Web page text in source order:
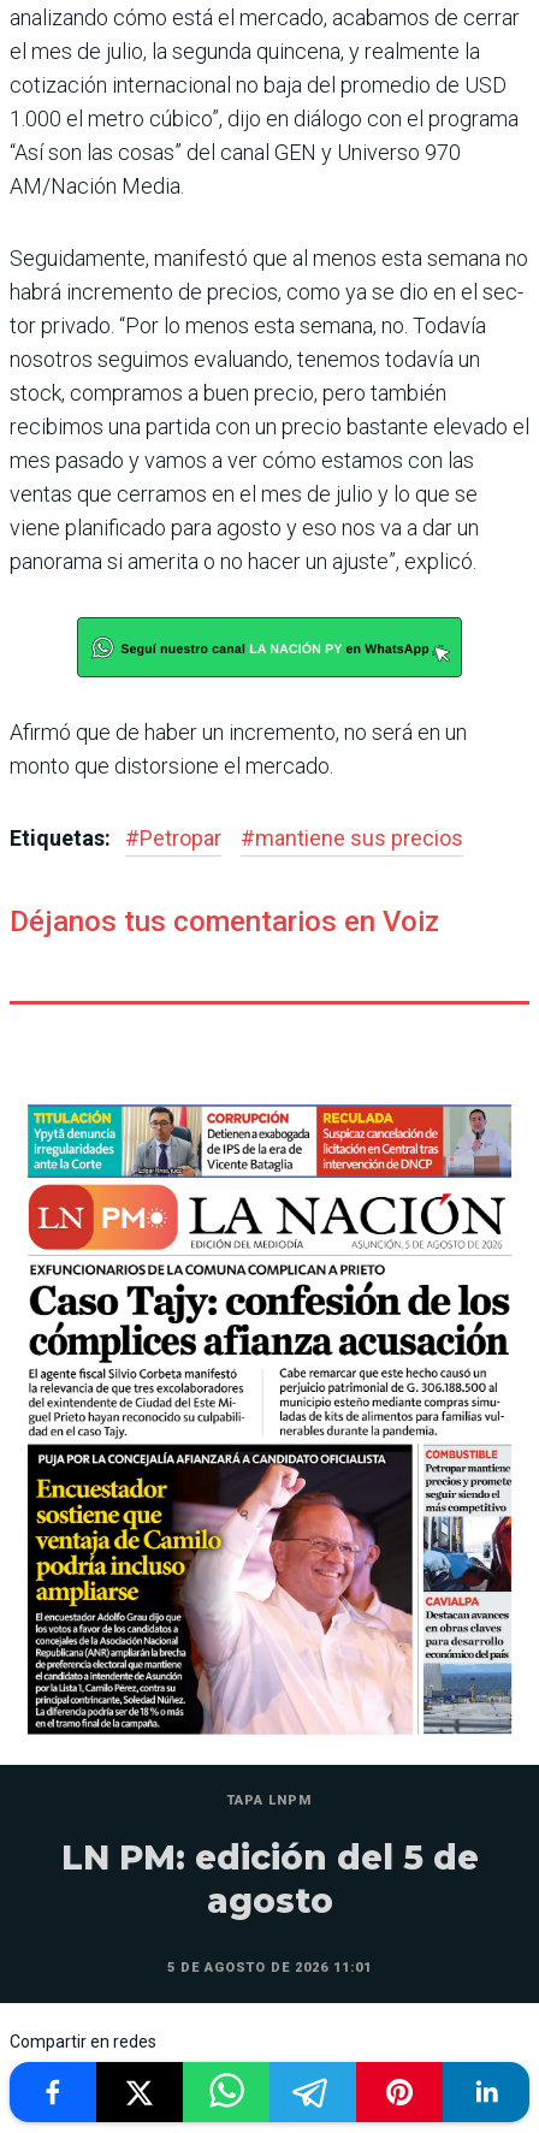
analizando cómo está el mercado, aca­bamos de cerrar
el mes de julio, la segunda quincena, y realmente la
cotización inter­nacional no baja del prome­dio de USD
1.000 el metro cúbico”, dijo en diálogo con el programa
“Así son las cosas” del canal GEN y Universo 970
AM/Nación Media.
Seguidamente, manifestó que al menos esta semana no
habrá incremento de pre­cios, como ya se dio en el sec­
tor privado. “Por lo menos esta semana, no. Todavía
nosotros seguimos evaluando, tenemos todavía un
stock, compramos a buen precio, pero también
recibimos una partida con un precio bastante elevado el
mes pasado y vamos a ver cómo estamos con las
ventas que cerramos en el mes de julio y lo que se
viene planifi­cado para agosto y eso nos va a dar un
panorama si amerita o no hacer un ajuste”, explicó.
Afirmó que de haber un incre­mento, no será en un
monto que distorsione el mercado.
Etiquetas: #Petropar #mantiene sus precios
Déjanos tus comentarios en Voiz
TAPA LNPM
LN PM: edición del 5 de
agosto
5 DE AGOSTO DE 2026 11:01
Compartir en redes